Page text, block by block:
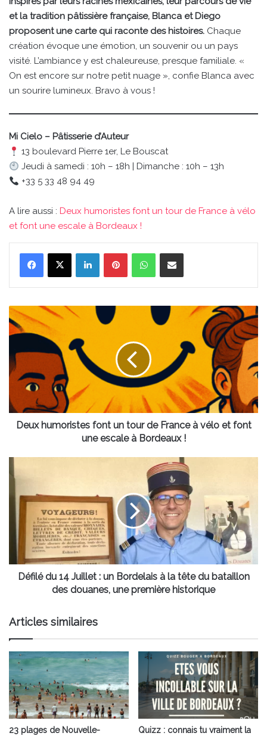
et la tradition pâtissière française, Blanca et Diego
proposent une carte qui raconte des histoires. Chaque
création évoque une émotion, un souvenir ou un pays
visité. L’ambiance y est chaleureuse, presque familiale. «
On est encore sur notre petit nuage », confie Blanca avec
un sourire lumineux. Bravo à vous !
Mi Cielo – Pâtisserie d’Auteur
13 boulevard Pierre 1er, Le Bouscat
Jeudi à samedi : 10h – 18h | Dimanche : 10h – 13h
+33 5 33 48 94 49
A lire aussi : Deux humoristes font un tour de France à vélo
et font une escale à Bordeaux !
LinkedinPinterestWhatsAppPartager par email
Deux
humoristes
font
tour
de
France
à
vélo
à
Deux humoristes font un tour de France à vélo et font
une escale à Bordeaux !
du
Juillet
Bordelais
la
tête
douanes,
une
première
historique
Défilé du 14 Juillet : un Bordelais à la tête du bataillon
des douanes, une première historique
Articles similaires
23 plages de Nouvelle-
Quizz : connais tu vraiment la